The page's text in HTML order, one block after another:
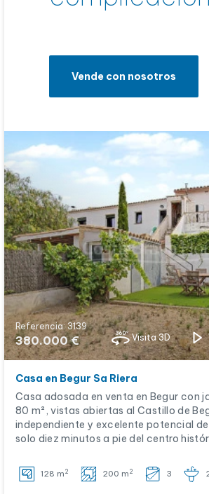
Vende con nosotros
Referencia: 3139
380.000 € Visita 3D
Casa en Begur Sa Riera
Casa adosada en venta en Begur con
80 m², vistas abiertas al Castillo de
independiente y excelente potencial
solo diez minutos a pie del centro
128 m 2 200 m 2 3